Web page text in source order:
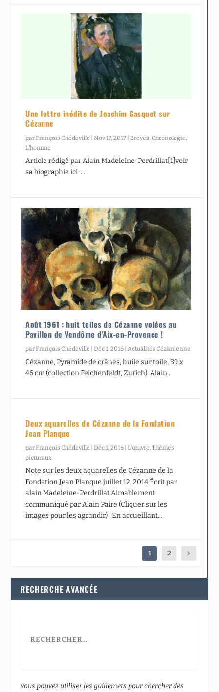
Une lettre inédite de Joachim Gasquet sur
Cézanne
par François Chédeville Nov 17, 2017 Brèves ,Chronologie
L’homme
Article rédigé par Alain Madeleine-Perdrillat[1]voir
sa biographie ici :...
Août 1961 : huit toiles de Cézanne volées au
Pavillon de Vendôme d’Aix-en-Provence !
par François Chédeville Déc 1, 2016 Actualités Cézanienne
Cézanne, Pyramide de crânes, huile sur toile, 39 x
46 cm (collection Feichenfeldt, Zurich). Alain...
Deux aquarelles de Cézanne de la Fondation
Jean Planque
par François Chédeville Déc 1, 2016 L’œuvre ,Thèmes
picturaux
Note sur les deux aquarelles de Cézanne de la
Fondation Jean Planque juillet 12, 2014 Écrit par
alain Madeleine-Perdrillat Aimablement
communiqué par Alain Paire (Cliquer sur les
images pour les agrandir) En accueillant...
1 2
RECHERCHE AVANCÉE
vous pouvez utiliser les guillemets pour chercher des